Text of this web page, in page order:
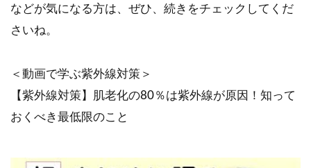
などが気になる方は、ぜひ、続きをチェックしてくだ
さいね。
＜動画で学ぶ紫外線対策＞
【紫外線対策】肌老化の80％は紫外線が原因！知って
おくべき最低限のこと